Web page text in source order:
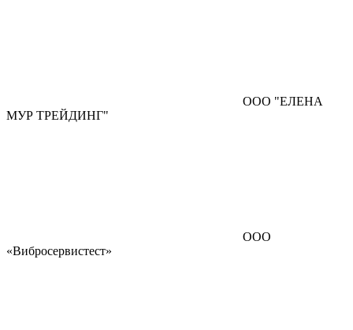
ООО "ЕЛЕНА
МУР ТРЕЙДИНГ"
ООО
«Вибросервистест»